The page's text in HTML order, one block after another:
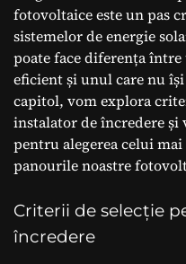
fotovoltaice este un pas
sistemelor de energie
poate face diferența
eficient și unul care nu
capitol, vom explora
instalator de încredere
pentru alegerea celui
panourile noastre
Criterii de selecție
încredere